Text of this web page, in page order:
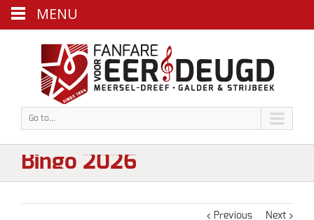
Go to...
Bingo 2026
Previous Next
MENU